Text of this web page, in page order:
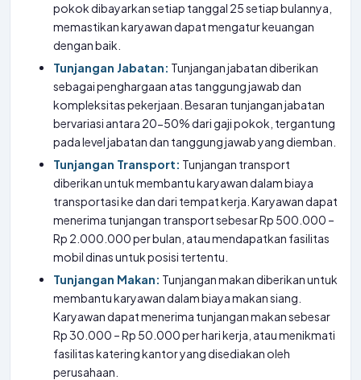
pokok dibayarkan setiap tanggal 25 setiap bulannya,
memastikan karyawan dapat mengatur keuangan
dengan baik.
Tunjangan Jabatan: Tunjangan jabatan diberikan
sebagai penghargaan atas tanggung jawab dan
kompleksitas pekerjaan. Besaran tunjangan jabatan
bervariasi antara 20-50% dari gaji pokok, tergantung
pada level jabatan dan tanggung jawab yang diemban.
Tunjangan Transport: Tunjangan transport
diberikan untuk membantu karyawan dalam biaya
transportasi ke dan dari tempat kerja. Karyawan dapat
menerima tunjangan transport sebesar Rp 500.000 –
Rp 2.000.000 per bulan, atau mendapatkan fasilitas
mobil dinas untuk posisi tertentu.
Tunjangan Makan: Tunjangan makan diberikan untuk
membantu karyawan dalam biaya makan siang.
Karyawan dapat menerima tunjangan makan sebesar
Rp 30.000 – Rp 50.000 per hari kerja, atau menikmati
fasilitas katering kantor yang disediakan oleh
perusahaan.